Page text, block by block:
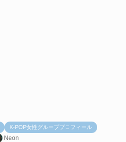
K-POP女性グループプロフィール
Neon